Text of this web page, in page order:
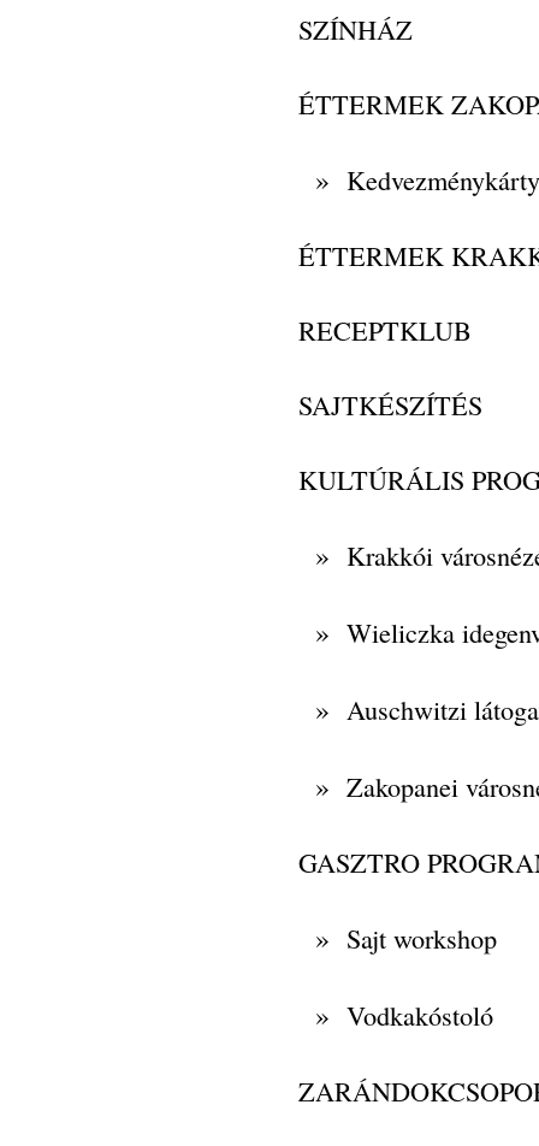
SZÍNHÁZ
ÉTTERMEK
»
ÉTTERMEK
RECEPTKLUB
SAJTKÉSZÍTÉS
KULTÚRÁLIS
» Krakkói
» Wieliczka
» Auschwitzi
» Zakopanei
GASZTRO
» Sajt workshop
» Vodkakóstoló